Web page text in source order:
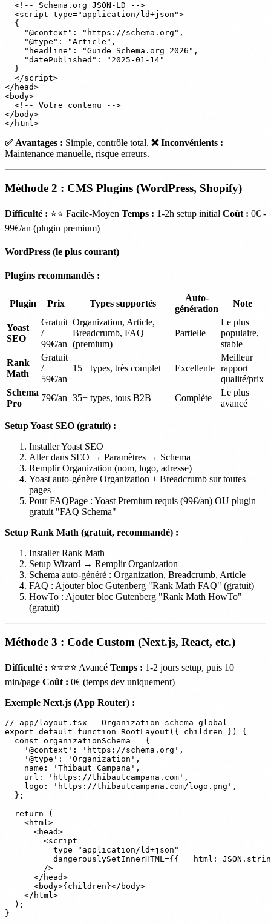
  <!-- Schema.org JSON-LD -->
  <script type="application/ld+json">
  {
    "@context": "https://schema.org",
    "@type": "Article",
    "headline": "Guide Schema.org 2026",
    "datePublished": "2025-01-14"
  }
  </script>
</head>
<body>
  <!-- Votre contenu -->
</body>
✅ Avantages : Simple, contrôle total. ❌ Inconvénients :
Maintenance manuelle, risque erreurs.
Méthode 2 : CMS Plugins (WordPress, Shopify)
Difficulté : ⭐⭐ Facile-Moyen Temps : 1-2h setup initial Coût : 0€ -
99€/an (plugin premium)
WordPress (le plus courant)
Plugins recommandés :
Plugin Prix Types supportés
Auto-
génération
Note
Yoast
SEO
Gratuit
/
99€/an
Organization, Article,
Breadcrumb, FAQ
(premium)
Partielle
Le plus
populaire,
stable
Rank
Math
Gratuit
/
59€/an
15+ types, très complet Excellente
Meilleur
rapport
qualité/prix
Schema
Pro
79€/an 35+ types, tous B2B Complète
Le plus
avancé
Setup Yoast SEO (gratuit) :
Installer Yoast SEO
Aller dans SEO → Paramètres → Schema
Remplir Organization (nom, logo, adresse)
Yoast auto-génère Organization + Breadcrumb sur toutes
pages
Pour FAQPage : Yoast Premium requis (99€/an) OU plugin
gratuit "FAQ Schema"
Setup Rank Math (gratuit, recommandé) :
Installer Rank Math
Setup Wizard → Remplir Organization
Schema auto-généré : Organization, Breadcrumb, Article
FAQ : Ajouter bloc Gutenberg "Rank Math FAQ" (gratuit)
HowTo : Ajouter bloc Gutenberg "Rank Math HowTo"
(gratuit)
Méthode 3 : Code Custom (Next.js, React, etc.)
Difficulté : ⭐⭐⭐⭐ Avancé Temps : 1-2 jours setup, puis 10
min/page Coût : 0€ (temps dev uniquement)
Exemple Next.js (App Router) :
// app/layout.tsx - Organization schema global
export default function RootLayout({ children }) {
  const organizationSchema = {
    '@context': 'https://schema.org',
    '@type': 'Organization',
    name: 'Thibaut Campana',
    url: 'https://thibautcampana.com',
    logo: 'https://thibautcampana.com/logo.png',
  };
  return (
    <html>
      <head>
        <script
          type="application/ld+json"
dangerouslySetInnerHTML={{ __html:
        />
      </head>
      <body>{children}</body>
    </html>
  );